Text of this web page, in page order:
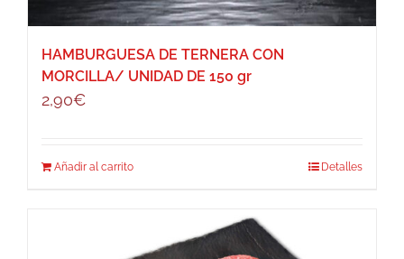
HAMBURGUESA DE TERNERA CON
MORCILLA/ UNIDAD DE 150 gr
2,90€
Añadir al carrito Detalles